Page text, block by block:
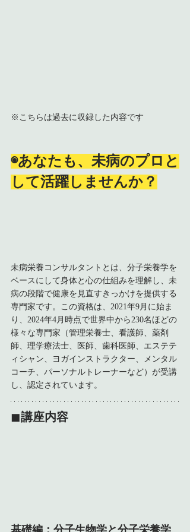
※こちらは過去に収録した内容です
◉あなたも、未病のプロと
して活躍しませんか？
未病栄養コンサルタントとは、分子栄養学を
ベースにして身体と心の仕組みを理解し、未
病の段階で健康を見直すきっかけを提供する
専門家です。この資格は、2021年9月に始ま
り、2024年4月時点で世界中から230名ほどの
様々な専門家（管理栄養士、看護師、薬剤
師、理学療法士、医師、歯科医師、エステテ
ィシャン、ヨガインストラクター、メンタル
コーチ、パーソナルトレーナーなど）が受講
し、認定されています。
◼︎講座内容